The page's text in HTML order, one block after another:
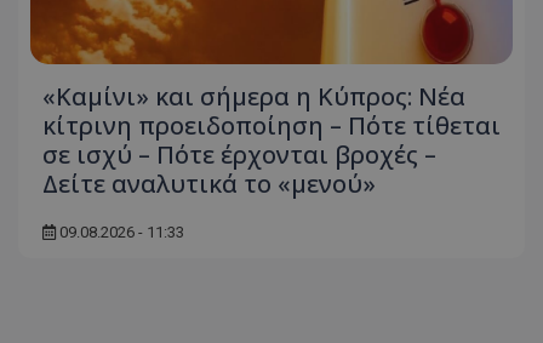
«Καμίνι» και σήμερα η Κύπρος: Νέα
κίτρινη προειδοποίηση – Πότε τίθεται
σε ισχύ – Πότε έρχονται βροχές –
Δείτε αναλυτικά το «μενού»
09.08.2026 - 11:33